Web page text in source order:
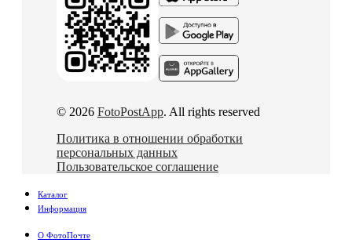
© 2026 FotoPostApp. All rights reserved
Политика в отношении обработки
персональных данных
Пользовательское соглашение
Каталог
Информация
О ФотоПочте